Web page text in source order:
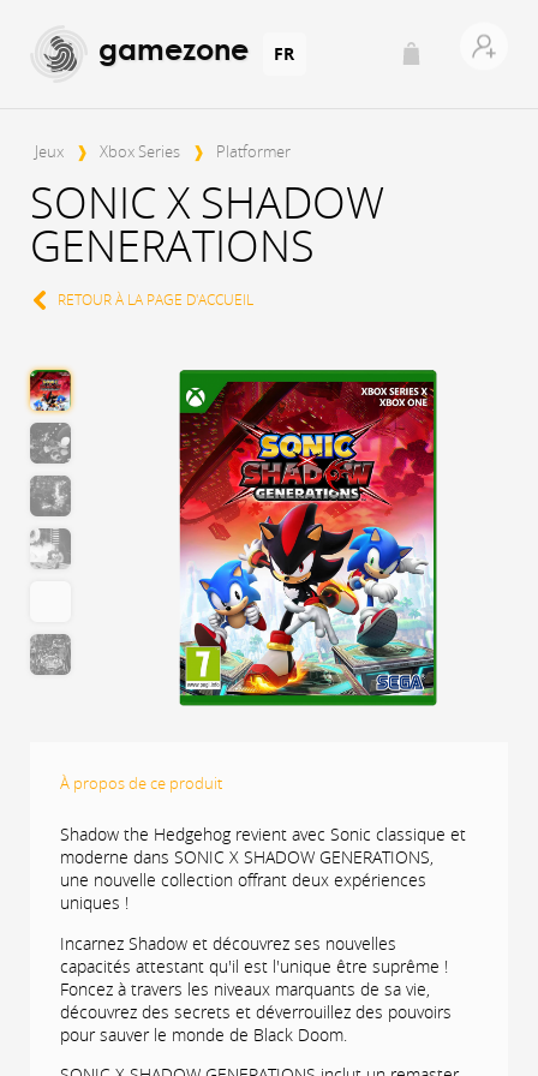
gamezone FR
Jeux ❱ Xbox Series ❱ Platformer
SONIC X SHADOW
GENERATIONS
RETOUR À LA PAGE D'ACCUEIL
À propos de ce produit
Shadow the Hedgehog revient avec Sonic classique et
moderne dans SONIC X SHADOW GENERATIONS,
une nouvelle collection offrant deux expériences
uniques !
Incarnez Shadow et découvrez ses nouvelles
capacités attestant qu'il est l'unique être suprême !
Foncez à travers les niveaux marquants de sa vie,
découvrez des secrets et déverrouillez des pouvoirs
pour sauver le monde de Black Doom.